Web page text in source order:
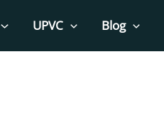
UPVC Blog